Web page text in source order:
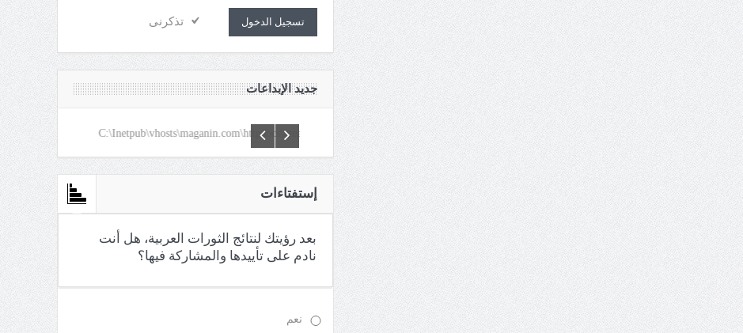
تسجيل الدخول تذكرنى
جديد الإبداعات
C:\Inetpub\vhosts\maganin.com\httpdocs\creations\new\default.asp
إستفتاءات
نادم على تأييدها والمشاركة فيها؟
لا